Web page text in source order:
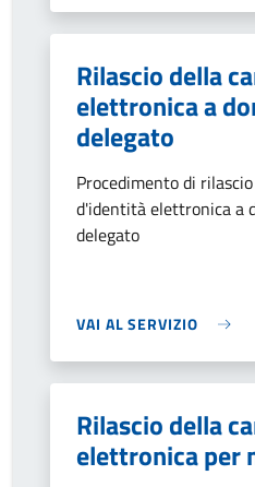
Rilascio della
elettronica a
delegato
Procedimento di
d'identità elettronica a
delegato
VAI AL SERVIZIO
Rilascio della
elettronica per